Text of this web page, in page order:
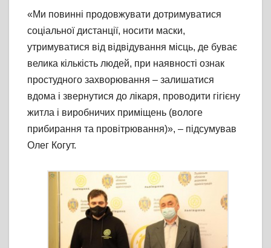
«Ми повинні продовжувати дотримуватися
соціальної дистанції, носити маски,
утримуватися від відвідування місць, де буває
велика кількість людей, при наявності ознак
простудного захворювання – залишатися
вдома і звернутися до лікаря, проводити гігієну
житла і виробничих приміщень (вологе
прибирання та провітрювання)», – підсумував
Олег Когут.